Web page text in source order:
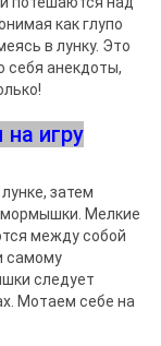
как глупо
в лунку. Это
себя анекдоты,
игру
затем
мормышки. Мелкие
между собой
самому
следует
Мотаем себе на